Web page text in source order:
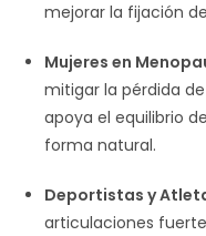
mejorar la fijación
Mujeres en
mitigar la pérdida
apoya el equilibrio
forma natural.
Deportistas y
articulaciones